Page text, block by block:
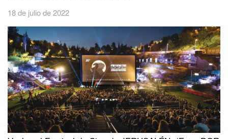
18 de julio de 2022